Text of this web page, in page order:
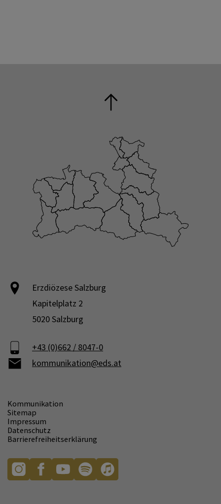
Erzdiözese Salzburg
Kapitelplatz 2
5020 Salzburg
+43 (0)662 / 8047-0
kommunikation@eds.at
Kommunikation
Sitemap
Impressum
Datenschutz
Barrierefreiheitserklärung